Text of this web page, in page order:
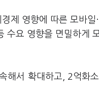
제 영향에 따른 모바
수요 영향을 면밀하게
해서 확대하고, 2억화